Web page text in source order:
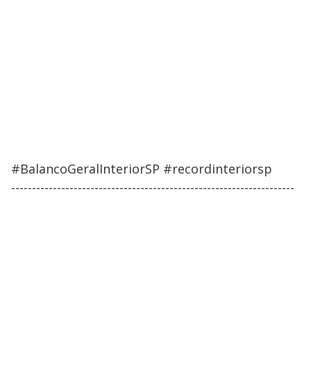
#BalancoGeralInteriorSP #recordinteriorsp
--------------------------------------------------------------------